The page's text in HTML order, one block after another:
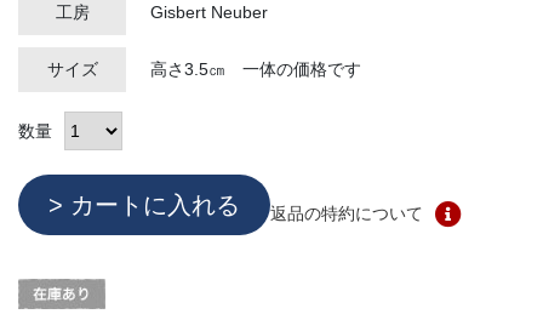
工房 Gisbert Neuber
サイズ 高さ3.5㎝ 一体の価格です
数量
返品の特約について